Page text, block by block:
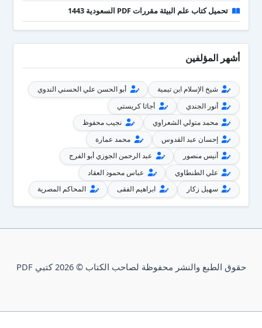
تحميل كتاب علم البيئة مقررات PDF السعودية 1443
أشهر المؤلفين
شيخ الإسلام ابن تيمية
أبو الحسن علي الحسني الندوي
أنور الجندي
أجاثا كريستي
محمد متولي الشعراوي
نجيب محفوظ
إحسان عبد القدوس
محمد عمارة
أنيس منصور
عبد الرحمن الجوزي أبو الفرج
علي الطنطاوي
عباس محمود العقاد
سهيل زكار
ابراهيم الفقى المحاكم المصرية
حقوق الطبع والنشر محفوظة لصاحب الكتاب © 2026 كتبي PDF